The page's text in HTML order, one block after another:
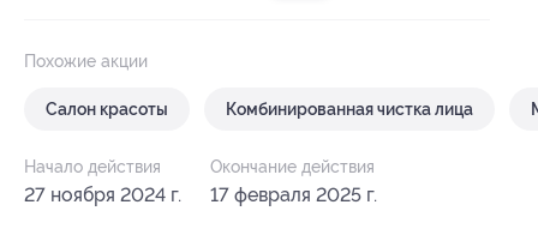
Похожие акции
Салон красоты Комбинированная чистка лица
Начало действия
27 ноября 2024 г.
Окончание действия
17 февраля 2025 г.